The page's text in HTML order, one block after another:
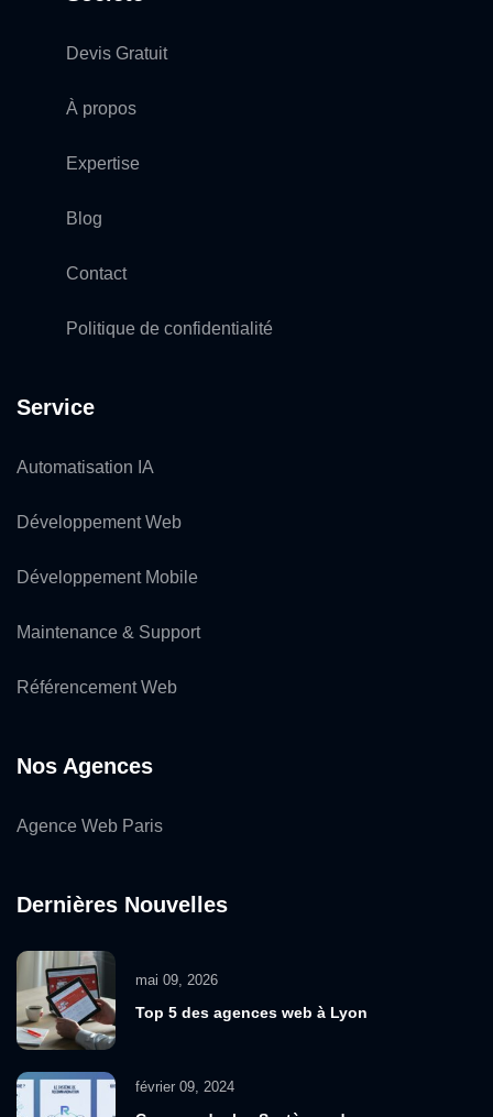
Devis Gratuit
À propos
Expertise
Blog
Contact
Politique de confidentialité
Service
Automatisation IA
Développement Web
Développement Mobile
Maintenance & Support
Référencement Web
Nos Agences
Agence Web Paris
Dernières Nouvelles
mai 09, 2026
Top 5 des agences web à Lyon
février 09, 2024